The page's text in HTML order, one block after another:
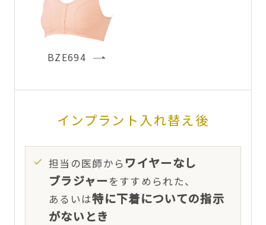
BZE694
インプラント入れ替え後
担当の医師から ワイヤーなし
ブラジャー をすすめられた、
あるいは特に下着についての指示
がないとき